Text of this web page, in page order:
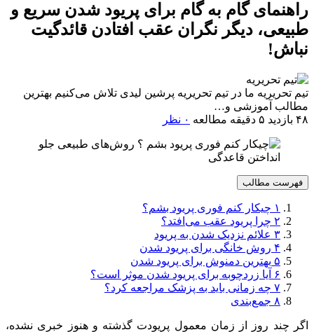
راهنمای گام به گام برای پریود شدن سریع و
طبیعی، دیگر نگران عقب افتادن قائدگیت
نباش!
تیم تحریریه ما در تیم تحریریه پرشین لیدی تلاش می‌کنیم بهترین
مطالب آموزشی و…
۴۸ بازدید
۵ دقیقه مطالعه ۰ نظر
فهرست مطالب
۱ چیکار کنم فوری پریود بشم؟
۲ چرا پریود عقب می‌افتد؟
۳ علائم نزدیک شدن به پریود
۴ روش خانگی برای پریود شدن
۵ بهترین دمنوش برای پریود شدن
۶
آیا زردچوبه برای پریود شدن موثر است؟
۷ چه زمانی باید به پزشک مراجعه کرد؟
۸ جمع‌بندی
اگر چند روز از زمان معمول پریودت گذشته و هنوز خبری نشده،